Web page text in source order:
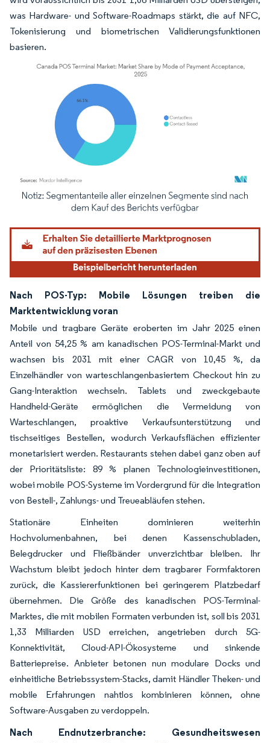
was Hardware- und Software-Roadmaps stärkt, die auf NFC,
Tokenisierung und biometrischen Validierungsfunktionen
basieren.
Bild © Mordor Intelligence. Wiederverwendung erfordert Namensnennung
Nach POS-Typ: Mobile Lösungen treiben die
Marktentwicklung voran
Mobile und tragbare Geräte eroberten im Jahr 2025 einen
Anteil von 54,25 % am kanadischen POS-Terminal-Markt und
wachsen bis 2031 mit einer CAGR von 10,45 %, da
Einzelhändler von warteschlangenbasiertem Checkout hin zu
Gang-Interaktion wechseln. Tablets und zweckgebaute
Handheld-Geräte ermöglichen die Vermeidung von
Warteschlangen, proaktive Verkaufsunterstützung und
tischseitiges Bestellen, wodurch Verkaufsflächen effizienter
monetarisiert werden. Restaurants stehen dabei ganz oben auf
der Prioritätsliste: 89 % planen Technologieinvestitionen,
wobei mobile POS-Systeme im Vordergrund für die Integration
von Bestell-, Zahlungs- und Treueabläufen stehen.
Stationäre Einheiten dominieren weiterhin
Hochvolumenbahnen, bei denen Kassenschubladen,
Belegdrucker und Fließbänder unverzichtbar bleiben. Ihr
Wachstum bleibt jedoch hinter dem tragbarer Formfaktoren
zurück, die Kassiererfunktionen bei geringerem Platzbedarf
übernehmen. Die Größe des kanadischen POS-Terminal-
Marktes, die mit mobilen Formaten verbunden ist, soll bis 2031
1,33 Milliarden USD erreichen, angetrieben durch 5G-
Konnektivität, Cloud-API-Ökosysteme und sinkende
Batteriepreise. Anbieter betonen nun modulare Docks und
einheitliche Betriebssystem-Stacks, damit Händler Theken- und
mobile Erfahrungen nahtlos kombinieren können, ohne
Software-Ausgaben zu verdoppeln.
Nach Endnutzerbranche: Gesundheitswesen